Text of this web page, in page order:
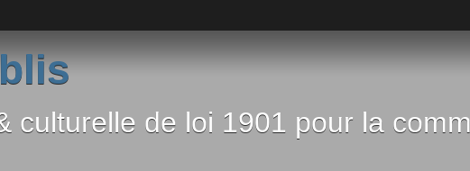
culturelle de loi 1901 pour la